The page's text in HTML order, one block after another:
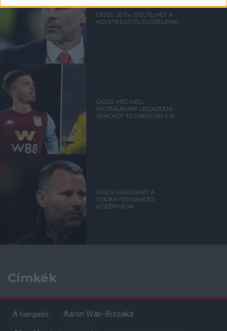
GIGGS: 20 ÉV IS ELTELHET A
KÖVETKEZŐ PL GYŐZELEMIG
GIGGS: MEG KELL
PRÓBÁLNUNK LEIGAZOLNI
SANCHÓT ÉS GREALISH-T IS
GIGGS: MŰKÖDHET A
POGBA-FERNANDES
KÖZÉPPÁLYA
Címkék
A hangadó Aaron Wan-Bissaka